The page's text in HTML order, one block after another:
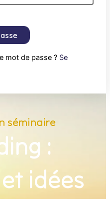
mot de passe ? Se
séminaire
:
idées